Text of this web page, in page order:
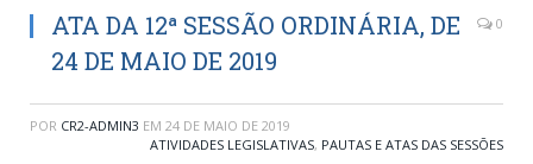
ATA DA 12ª SESSÃO ORDINÁRIA, DE
24 DE MAIO DE 2019
0
POR CR2-ADMIN3 EM 24 DE MAIO DE 2019
ATIVIDADES LEGISLATIVAS, PAUTAS E ATAS DAS SESSÕES